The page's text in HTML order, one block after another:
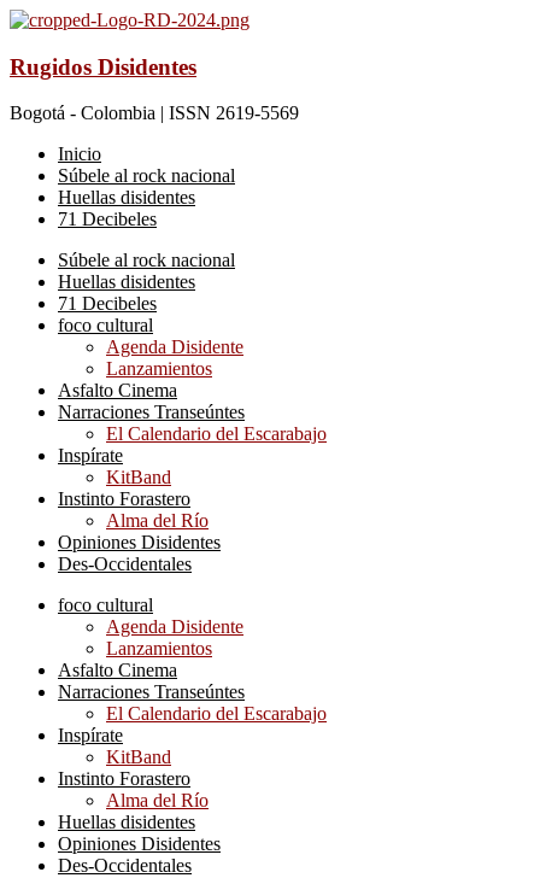
Rugidos Disidentes
Bogotá - Colombia | ISSN 2619-5569
Inicio
Súbele al rock nacional
Huellas disidentes
71 Decibeles
Súbele al rock nacional
Huellas disidentes
71 Decibeles
foco cultural
Agenda Disidente
Lanzamientos
Asfalto Cinema
Narraciones Transeúntes
El Calendario del Escarabajo
Inspírate
KitBand
Instinto Forastero
Alma del Río
Opiniones Disidentes
Des-Occidentales
foco cultural
Agenda Disidente
Lanzamientos
Asfalto Cinema
Narraciones Transeúntes
El Calendario del Escarabajo
Inspírate
KitBand
Instinto Forastero
Alma del Río
Huellas disidentes
Opiniones Disidentes
Des-Occidentales